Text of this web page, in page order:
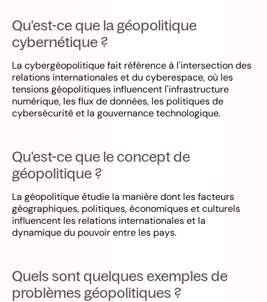
Qu'est-ce que la géopolitique
cybernétique ?
La cybergéopolitique fait référence à l'intersection des
relations internationales et du cyberespace, où les
tensions géopolitiques influencent l'infrastructure
numérique, les flux de données, les politiques de
cybersécurité et la gouvernance technologique.
Qu'est-ce que le concept de
géopolitique ?
La géopolitique étudie la manière dont les facteurs
géographiques, politiques, économiques et culturels
influencent les relations internationales et la
dynamique du pouvoir entre les pays.
Quels sont quelques exemples de
problèmes géopolitiques ?